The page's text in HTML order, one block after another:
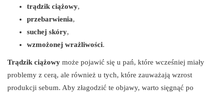
trądzik ciążowy,
przebarwienia,
suchej skóry,
wzmożonej wrażliwości.
Trądzik ciążowy może pojawić się u pań, które wcześniej miały
problemy z cerą, ale również u tych, które zauważają wzrost
produkcji sebum. Aby złagodzić te objawy, warto sięgnąć po